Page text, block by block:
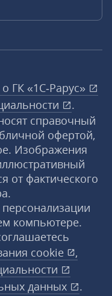
ГК «1С‑Рарус»
.
справочный
офертой,
Изображения
от фактического
компьютере.
cookie
,
данных
.